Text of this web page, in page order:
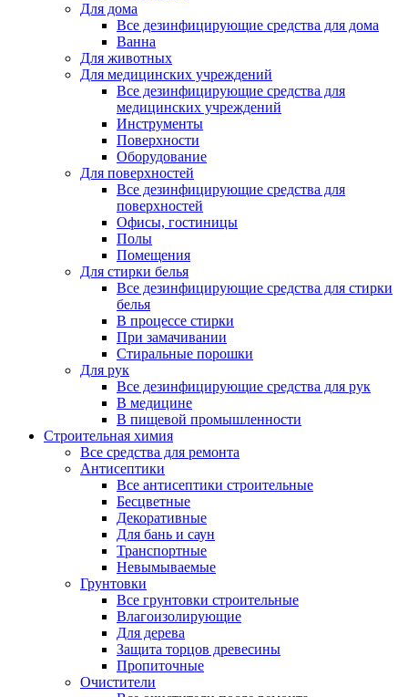
Для дома
Все дезинфицирующие средства для дома
Ванна
Для животных
Для медицинских учреждений
Все дезинфицирующие средства для
медицинских учреждений
Инструменты
Поверхности
Оборудование
Для поверхностей
Все дезинфицирующие средства для
поверхностей
Офисы, гостиницы
Полы
Помещения
Для стирки белья
Все дезинфицирующие средства для стирки
белья
В процессе стирки
При замачивании
Стиральные порошки
Для рук
Все дезинфицирующие средства для рук
В медицине
В пищевой промышленности
Строительная химия
Все средства для ремонта
Антисептики
Все антисептики строительные
Бесцветные
Декоративные
Для бань и саун
Транспортные
Невымываемые
Грунтовки
Все грунтовки строительные
Влагоизолирующие
Для дерева
Защита торцов древесины
Пропиточные
Очистители